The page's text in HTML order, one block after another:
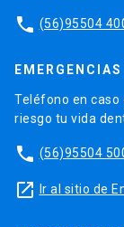
phone (56)95504
EMERGENCIAS
Teléfono en caso
riesgo tu vida
phone (56)95504
launch Ir al sitio de